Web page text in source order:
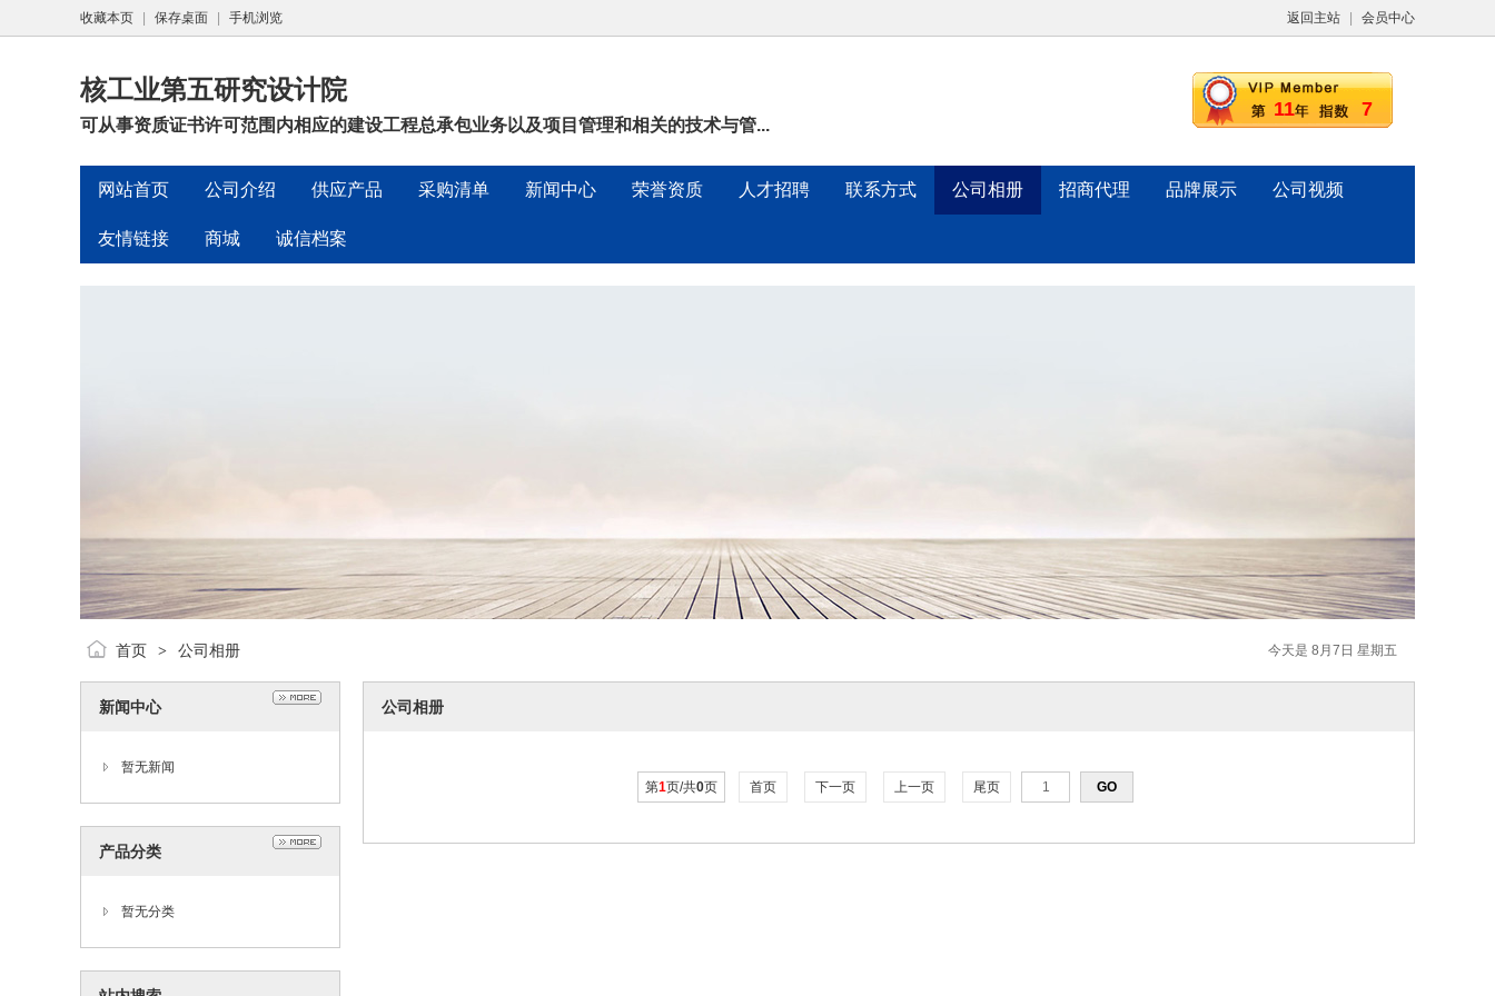
返回主站 会员中心
收藏本页 保存桌面 手机浏览
11 7
核工业第五研究设计院
可从事资质证书许可范围内相应的建设工程总承包业务以及项目管理和相关的技术与管...
网站首页 公司介绍 供应产品 采购清单 新闻中心 荣誉资质 人才招聘 联系方式 公司相册 招商代理 品牌展示 公司视频
友情链接 商城 诚信档案
今天是 8月7日 星期五
首页 > 公司相册
新闻中心
暂无新闻
产品分类
暂无分类
公司相册
第1页/共0页 首页 下一页 上一页 尾页